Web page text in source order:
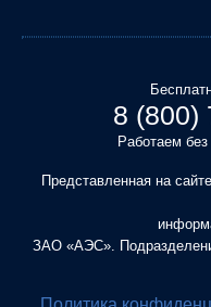
8 (800)
Работаем
Представленная на
ЗАО «АЭС».